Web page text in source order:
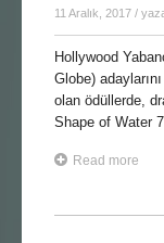
11 Aralık, 2017 /
Hollywood
Globe)
olan ödüllerde,
Shape of Water
Read more